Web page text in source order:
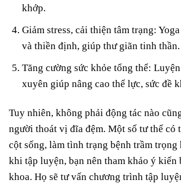
khớp.
Giảm stress, cải thiện tâm trạng:
và thiền định, giúp thư giãn tinh thần.
Tăng cường sức khỏe tổng thể:
xuyên giúp nâng cao thể lực, sức đề
Tuy nhiên, không phải động tác nào
người thoát vị đĩa đệm. Một số tư thế có
cột sống, làm tình trạng bệnh trầm trọng
khi tập luyện, bạn nên tham khảo ý kiến
khoa. Họ sẽ tư vấn chương trình tập